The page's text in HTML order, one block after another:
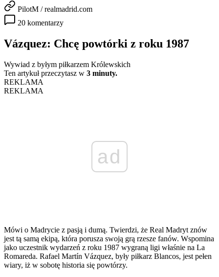
PilotM / realmadrid.com
20 komentarzy
Vázquez: Chcę powtórki z roku 1987
Wywiad z byłym piłkarzem Królewskich
Ten artykuł przeczytasz w 3 minuty.
REKLAMA
REKLAMA
ad
Mówi o Madrycie z pasją i dumą. Twierdzi, że Real Madryt znów
jest tą samą ekipą, która porusza swoją grą rzesze fanów. Wspomina
jako uczestnik wydarzeń z roku 1987 wygraną ligi właśnie na La
Romareda. Rafael Martín Vázquez, były piłkarz Blancos, jest pełen
wiary, iż w sobotę historia się powtórzy.